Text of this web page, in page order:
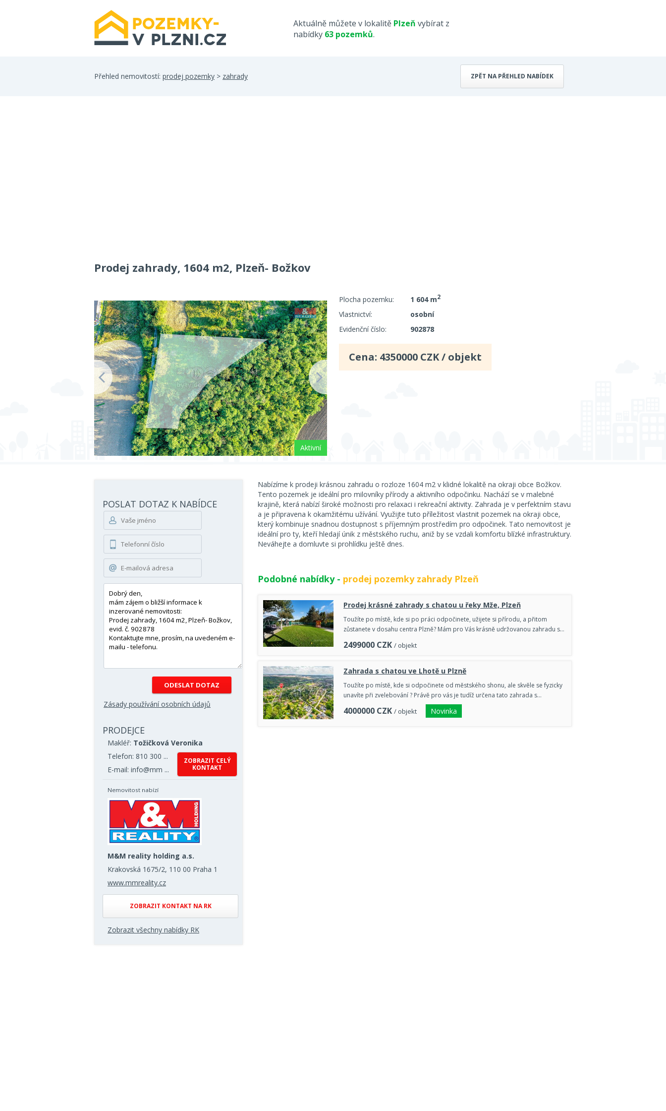
Aktuálně můžete v lokalitě Plzeň vybírat z
nabídky 63 pozemků.
Přehled nemovitostí: prodej pozemky > zahrady ZPĚT NA PŘEHLED NABÍDEK
Prodej zahrady, 1604 m2, Plzeň- Božkov
Aktivní
Plocha pozemku: 1 604 m2
Vlastnictví:
osobní
Evidenční číslo:
902878
Cena: 4350000 CZK / objekt
POSLAT DOTAZ K NABÍDCE
Zásady používání osobních údajů
PRODEJCE
Makléř: Tožičková Veronika
Telefon: 810 300 ...
E-mail: info@mm ...
ZOBRAZIT CELÝ
KONTAKT
Nemovitost nabízí
M&M reality holding a.s.
Krakovská 1675/2, 110 00 Praha 1
www.mmreality.cz
ZOBRAZIT KONTAKT NA RK
Zobrazit všechny nabídky RK
Nabízíme k prodeji krásnou zahradu o rozloze 1604 m2 v klidné lokalitě na okraji obce Božkov.
Tento pozemek je ideální pro milovníky přírody a aktivního odpočinku. Nachází se v malebné
krajině, která nabízí široké možnosti pro relaxaci i rekreační aktivity. Zahrada je v perfektním stavu
a je připravena k okamžitému užívání. Využijte tuto příležitost vlastnit pozemek na okraji obce,
který kombinuje snadnou dostupnost s příjemným prostředím pro odpočinek. Tato nemovitost je
ideální pro ty, kteří hledají únik z městského ruchu, aniž by se vzdali komfortu blízké infrastruktury.
Neváhejte a domluvte si prohlídku ještě dnes.
Podobné nabídky - prodej pozemky zahrady Plzeň
Prodej krásné zahrady s chatou u řeky Mže, Plzeň
Toužíte po místě, kde si po práci odpočinete, užijete si přírodu, a přitom
zůstanete v dosahu centra Plzně? Mám pro Vás krásně udržovanou zahradu s…
2499000 CZK / objekt
Zahrada s chatou ve Lhotě u Plzně
Toužíte po místě, kde si odpočinete od městského shonu, ale skvěle se fyzicky
unavíte při zvelebování ? Právě pro vás je tudíž určena tato zahrada s…
4000000 CZK / objekt Novinka